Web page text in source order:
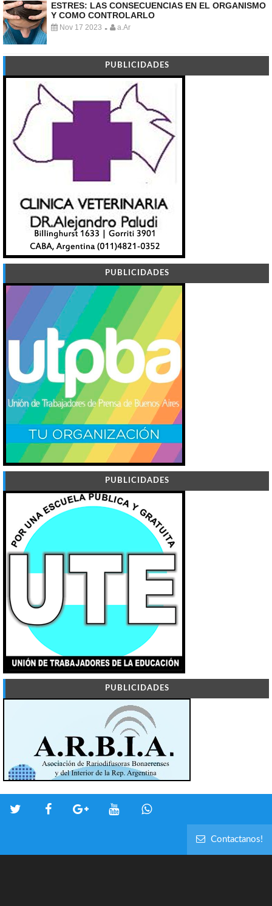
ESTRES: LAS CONSECUENCIAS EN EL ORGANISMO
Y COMO CONTROLARLO
Nov 17 2023 - a.Ar
PUBLICIDADES
PUBLICIDADES
PUBLICIDADES
PUBLICIDADES
Contactanos!